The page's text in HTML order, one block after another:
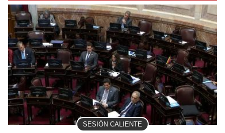
SESIÓN CALIENTE